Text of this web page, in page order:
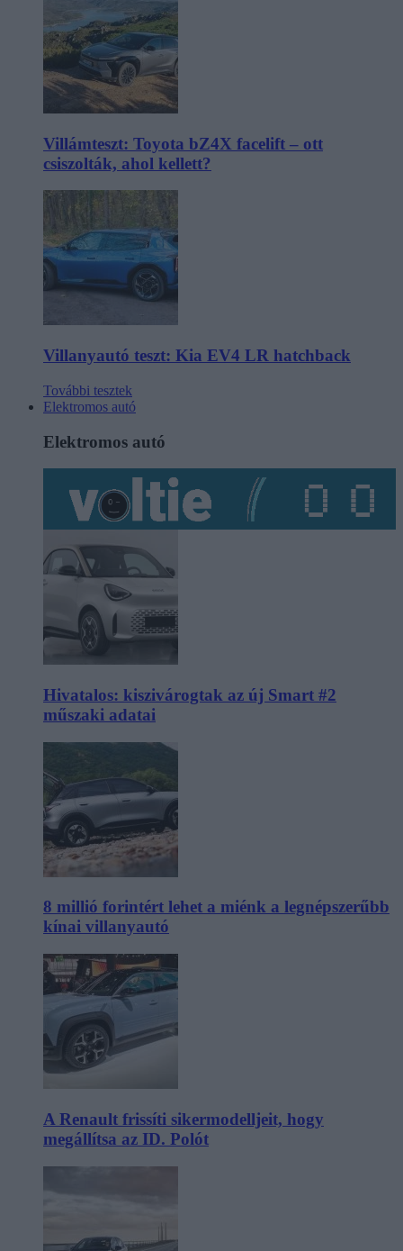
Villámteszt: Toyota bZ4X facelift – ott
csiszolták, ahol kellett?
Villanyautó teszt: Kia EV4 LR hatchback
További tesztek
Elektromos autó
Elektromos autó
Hivatalos: kiszivárogtak az új Smart #2
műszaki adatai
8 millió forintért lehet a miénk a legnépszerűbb
kínai villanyautó
A Renault frissíti sikermodelljeit, hogy
megállítsa az ID. Polót